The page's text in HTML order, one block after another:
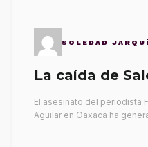
SOLEDAD
La caída de
El asesinato del periodista
Aguilar en Oaxaca ha